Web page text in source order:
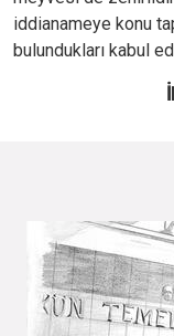
iddianameye konu
bulundukları kabul